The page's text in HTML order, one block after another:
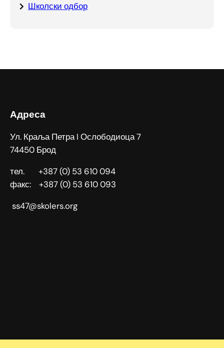
Школски одбор
Адреса
Ул. Краља Петра I Ослободиоца 7
74450 Брод
тел. +387 (0) 53 610 094
факс: +387 (0) 53 610 093
ss47@skolers.org